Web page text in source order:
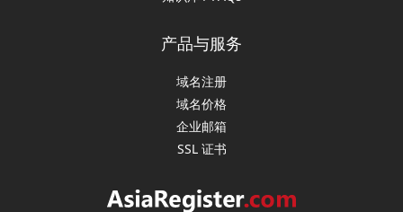
产品与服务
域名注册
域名价格
企业邮箱
SSL 证书